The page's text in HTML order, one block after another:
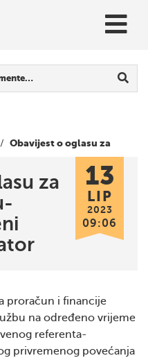
/ Obavijest o oglasu za
referent-likvidator
za
13
LIP
2023
09:06
proračun i financije
na određeno vrijeme
referenta-
privremenog povećanja